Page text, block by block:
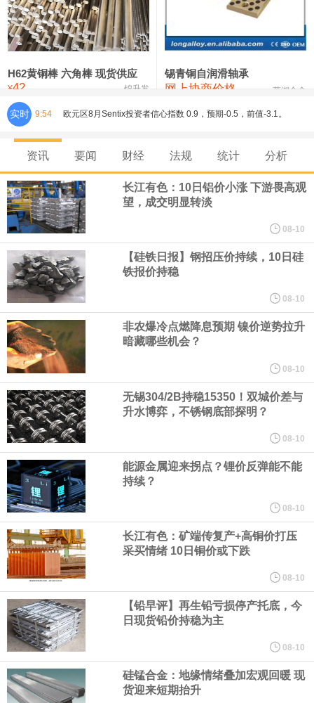
铸造铝合金锭(ZL102) 24,300—24,500 24,400
压铸锌合金锭 26,100—26,300
氯化镍 38,300—40,300 39,300 0
H62黄铜棒 六角棒 现货供应
¥42 锦升发
锡青铜自润滑轴承
网上协商价格 芜湖合金
实时 9:54 欧元区8月Sentix投资者信心指数 0.9，预期-0.5，前值-3.1。
8月10日，人民币对美元即期汇率盘中最高升至6.7439，创下2023
年2月6日以来的3年多新高。工银亚洲在展望下半年人民币走势时认
为，人民币汇率大概率延续波动、缓步走升态势，主要影响因素包
括：一是下半年预计出口延续韧性增长，关注地缘风险及关税政策
对出口产品和地区结构、量价关系分化等影响；二是国际资金增配
人民币资产，资金净流入支持人民币中枢走强；三是美元对人民币
中间价相机调整。
《天津市智能机器人产业创新发展行动方案（2026—2028年）印发
2028年全市智能机器人产业核心产值突破200亿元
国家发展改革委、国家能源局印发《煤炭工业发展“十五五”规划》。
其中指出，统筹资源开发条件、市场需求、运输通道、环境约束等
因素，有序推进煤炭资源开发。西部资源富集地区强化开发整体规
划，完善上下游开发利用体系，提升跨区域协同保障能力。持续推
进山西、蒙西、蒙东、陕北、新疆煤炭供应保障基地建设，高标准
规划建设一批大型现代化煤矿，提升规模化集约化开发水平，2030
年，五大煤炭供应保障基地产量占全国比重超80%。东中部地区统
资讯 要闻 财经 法规 统计 分析
长江有色：10日铝价小涨 下游畏高观
望，成交明显转淡
08-10
【硅铁日报】钢招压价持续，10日硅
铁报价持稳
08-10
非农爆冷点燃降息预期 镍价逆势拉升
暗藏哪些机会？
08-10
无锡304/2B持稳15350！双城价差与
升水博弈，不锈钢底部探明？
08-10
能源金属迎来拐点？锂价反弹能不能
持续？
08-10
长江有色：矿端传复产+高铜价打压
采买情绪 10日铜价或下跌
08-10
【铅早评】再生铅亏损停产托底，今
日现货铅价持稳为主
08-10
硅锰合金：地缘情绪叠加宏观回暖 现
货迎来短期抬升